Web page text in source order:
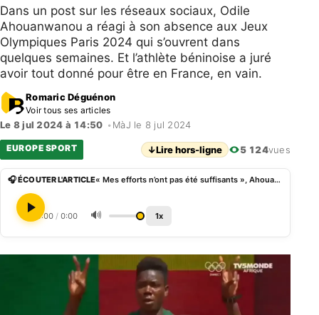
Dans un post sur les réseaux sociaux, Odile
Ahouanwanou a réagi à son absence aux Jeux
Olympiques Paris 2024 qui s’ouvrent dans
quelques semaines. Et l’athlète béninoise a juré
avoir tout donné pour être en France, en vain.
Romaric Déguénon
Voir tous ses articles
Le 8 jul 2024 à 14:50 • MàJ le 8 jul 2024
EUROPE SPORT ↓Lire hors-ligne 5 124vues
🎧 ÉCOUTER L'ARTICLE « Mes efforts n’ont pas été suffisants », Ahouanwanou sur sa non-qualification aux JO 2024
0:00 / 0:00 🔊 1x